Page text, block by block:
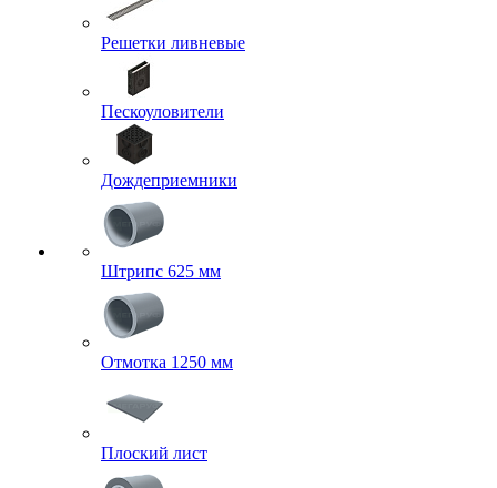
Решетки ливневые
Пескоуловители
Дождеприемники
Штрипс 625 мм
Отмотка 1250 мм
Плоский лист